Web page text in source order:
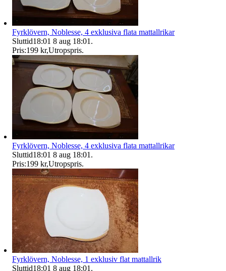
Fyrklövern, Noblesse, 4 exklusiva flata mattallrikar
Sluttid18:01 8 aug 18:01 .
Pris:199 kr,Utropspris.
Fyrklövern, Noblesse, 4 exklusiva flata mattallrikar
Sluttid18:01 8 aug 18:01 .
Pris:199 kr,Utropspris.
Fyrklövern, Noblesse, 1 exklusiv flat mattallrik
Sluttid18:01 8 aug 18:01 .